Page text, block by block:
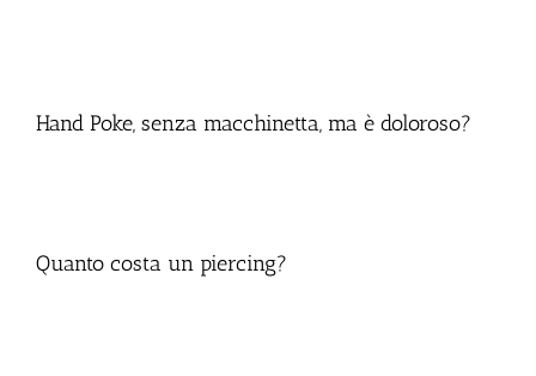
Hand Poke, senza macchinetta, ma è doloroso?
Quanto costa un piercing?